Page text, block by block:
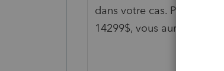
dans votre cas. Par
14299$, vous auriez un